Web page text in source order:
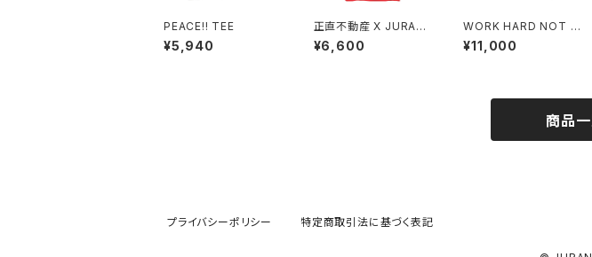
PEACE!! TEE
¥5,940
正直不動産 X JURAN
NO TEE Red
¥6,600
WORK HARD NOT C
RAZY SWEATSHIRT
¥11,000
商品
プライバシーポリシー 特定商取引法に基づく表記